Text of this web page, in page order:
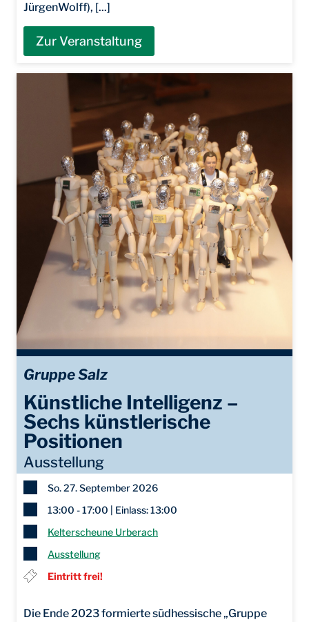
JürgenWolff), [...]
Zur Veranstaltung
Gruppe Salz
Künstliche Intelligenz –
Sechs künstlerische
Positionen
Ausstellung
So. 27. September 2026
13:00 - 17:00 | Einlass: 13:00
Kelterscheune Urberach
Ausstellung
Eintritt frei!
Die Ende 2023 formierte südhessische „Gruppe